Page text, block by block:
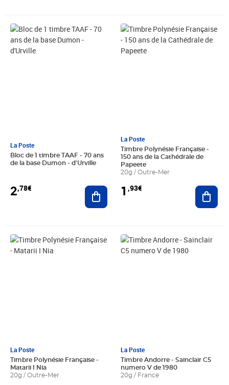
La Poste
Bloc de 1 timbre TAAF - 70 ans
de la base Dumon - d'Urville
2,78€
Prix 2,78€
Ajouter au panier
La Poste
Timbre Polynésie Française -
150 ans de la Cathédrale de
Papeete
20g / Outre-Mer
1 ,93€
Prix 1,93€
La Poste
Timbre Polynésie Française -
Matarii I Nia
20g / Outre-Mer
Prix 2,52€
La Poste
Timbre Andorre - Sainclair C5
numero V de 1980
20g / France
Prix 1,39€